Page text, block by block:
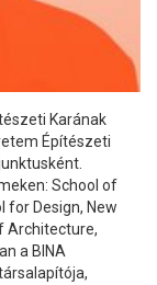
Karának
Építészeti
School of
for Design, New
Architecture,
a BINA